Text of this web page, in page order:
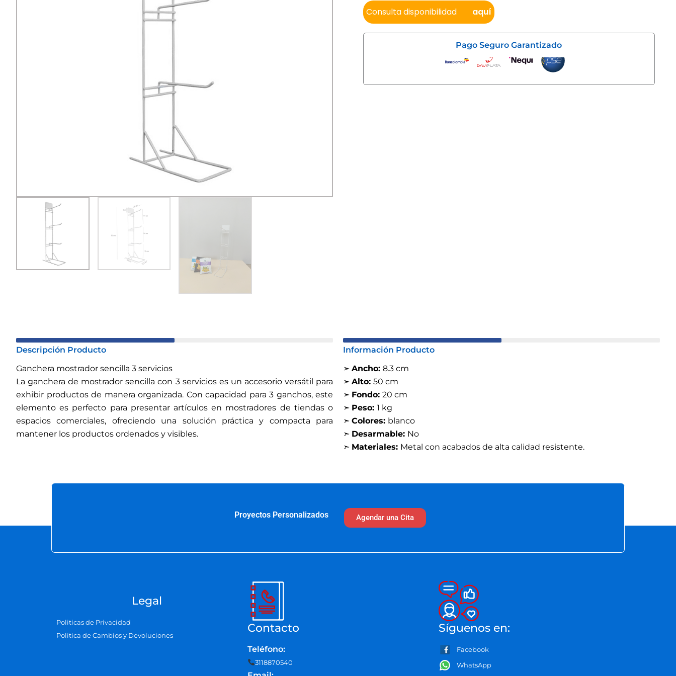
Consulta disponibilidad aquí
Pago Seguro Garantizado
Descripción Producto
Ganchera mostrador sencilla 3 servicios
La ganchera de mostrador sencilla con 3 servicios es un accesorio versátil para
exhibir productos de manera organizada. Con capacidad para 3 ganchos, este
elemento es perfecto para presentar artículos en mostradores de tiendas o
espacios comerciales, ofreciendo una solución práctica y compacta para
mantener los productos ordenados y visibles.
Información Producto
➣ Ancho: 8.3 cm
➣ Alto: 50 cm
➣ Fondo: 20 cm
➣ Peso: 1 kg
➣ Colores: blanco
➣ Desarmable: No
➣ Materiales: Metal con acabados de alta calidad resistente.
Proyectos Personalizados Agendar una Cita
Legal
Politicas de Privacidad
Politica de Cambios y Devoluciones
Contacto
Teléfono:
3118870540
Síguenos en:
Facebook
WhatsApp